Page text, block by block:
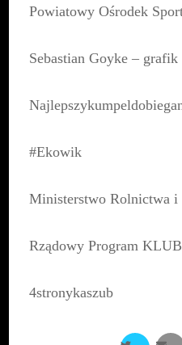
Powiatowy Ośrodek
Sebastian Goyke –
#Ekowik
Ministerstwo Rolnictwa
Rządowy Program KLUB
4stronykaszub